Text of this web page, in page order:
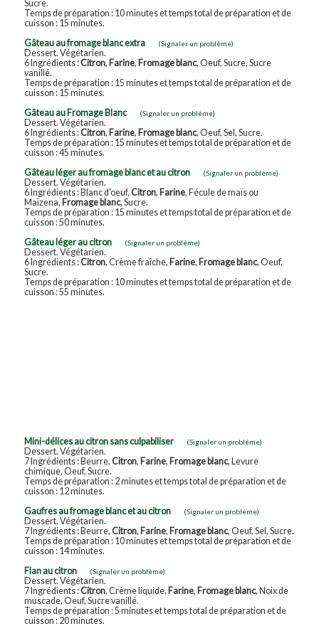
Sucre.
Temps de préparation : 10 minutes et temps total de préparation et de
cuisson : 15 minutes.
Gâteau au fromage blanc extra
(Signaler un problème)
Dessert. Végétarien.
6 Ingrédients :Citron, Farine, Fromage blanc, Oeuf, Sucre, Sucre
vanillé.
Temps de préparation : 15 minutes et temps total de préparation et de
cuisson : 15 minutes.
Gâteau au Fromage Blanc
(Signaler un problème)
Dessert. Végétarien.
6 Ingrédients :Citron, Farine, Fromage blanc, Oeuf, Sel, Sucre.
Temps de préparation : 15 minutes et temps total de préparation et de
cuisson : 45 minutes.
Gâteau léger au fromage blanc et au citron
(Signaler un problème)
Dessert. Végétarien.
6 Ingrédients : Blanc d'oeuf, Citron, Farine, Fécule de maïs ou
Maïzena, Fromage blanc, Sucre.
Temps de préparation : 15 minutes et temps total de préparation et de
cuisson : 50 minutes.
Gâteau léger au citron
(Signaler un problème)
Dessert. Végétarien.
6 Ingrédients :Citron, Crème fraîche, Farine, Fromage blanc, Oeuf,
Sucre.
Temps de préparation : 10 minutes et temps total de préparation et de
cuisson : 55 minutes.
Mini-délices au citron sans culpabiliser (Signaler un problème)
Dessert. Végétarien.
7 Ingrédients : Beurre, Citron, Farine, Fromage blanc, Levure
chimique, Oeuf, Sucre.
Temps de préparation : 2 minutes et temps total de préparation et de
cuisson : 12 minutes.
Gaufres au fromage blanc et au citron
(Signaler un problème)
Dessert. Végétarien.
7 Ingrédients : Beurre, Citron, Farine, Fromage blanc, Oeuf, Sel, Sucre.
Temps de préparation : 10 minutes et temps total de préparation et de
cuisson : 14 minutes.
Flan au citron
(Signaler un problème)
Dessert. Végétarien.
7 Ingrédients :Citron, Crème liquide, Farine, Fromage blanc, Noix de
muscade, Oeuf, Sucre vanillé.
Temps de préparation : 5 minutes et temps total de préparation et de
cuisson : 20 minutes.